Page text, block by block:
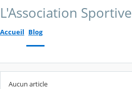
L'Association Sportive
Accueil Blog
Aucun article